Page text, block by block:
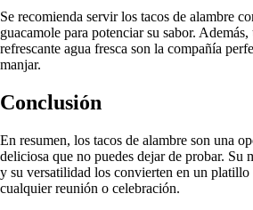
Se recomienda servir los tacos de alambre
guacamole para potenciar su sabor.
refrescante agua fresca son la compañía
manjar.
Conclusión
En resumen, los tacos de alambre son una
deliciosa que no puedes dejar de probar. Su
y su versatilidad los convierten en un
cualquier reunión o celebración.